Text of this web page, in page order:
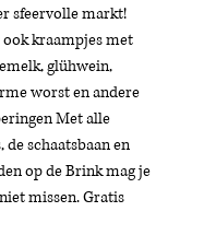
sfeervolle markt!
kraampjes met
glühwein,
worst en andere
Met alle
schaatsbaan en
op de Brink mag je
missen. Gratis